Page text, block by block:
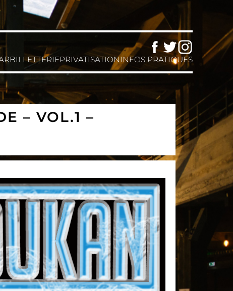
Facebook
TwitterInstagram
BILLETTERIEPRIVATISATIONINFOS PRATIQUES
– VOL.1 –